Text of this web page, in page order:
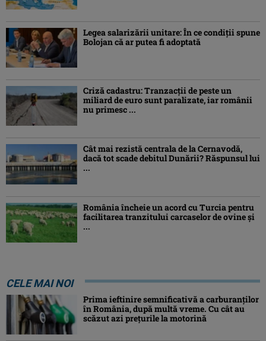
Legea salarizării unitare: În ce condiții spune
Bolojan că ar putea fi adoptată
Criză cadastru: Tranzacţii de peste un
miliard de euro sunt paralizate, iar românii
nu primesc ...
Cât mai rezistă centrala de la Cernavodă,
dacă tot scade debitul Dunării? Răspunsul lui
...
România încheie un acord cu Turcia pentru
facilitarea tranzitului carcaselor de ovine şi
...
CELE MAI NOI
Prima ieftinire semnificativă a carburanților
în România, după multă vreme. Cu cât au
scăzut azi prețurile la motorină